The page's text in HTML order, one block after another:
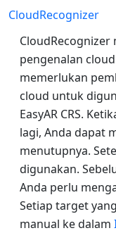
CloudRecognizer
pengenalan
memerlukan
cloud untuk
EasyAR CRS.
lagi, Anda dapat
menutupnya.
digunakan.
Anda perlu
Setiap target
manual ke dalam